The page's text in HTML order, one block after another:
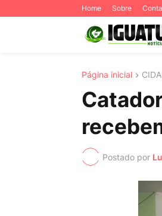
Home Sobre
Página inicial
Postado por